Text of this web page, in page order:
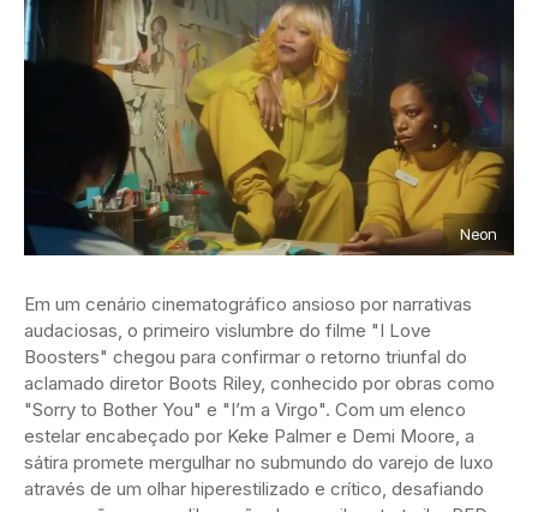
Neon
Em um cenário cinematográfico ansioso por narrativas
audaciosas, o primeiro vislumbre do filme "I Love
Boosters" chegou para confirmar o retorno triunfal do
aclamado diretor Boots Riley, conhecido por obras como
"Sorry to Bother You" e "I’m a Virgo". Com um elenco
estelar encabeçado por Keke Palmer e Demi Moore, a
sátira promete mergulhar no submundo do varejo de luxo
através de um olhar hiperestilizado e crítico, desafiando